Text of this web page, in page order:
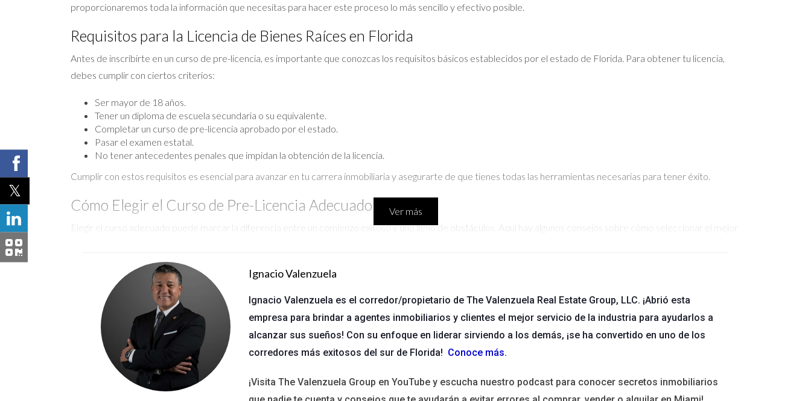
proporcionaremos toda la información que necesitas para hacer este proceso lo más sencillo y efectivo posible.
Requisitos para la Licencia de Bienes Raíces en Florida
Antes de inscribirte en un curso de pre-licencia, es importante que conozcas los requisitos básicos establecidos por el estado de Florida. Para obtener tu licencia,
debes cumplir con ciertos criterios:
Ser mayor de 18 años.
Tener un diploma de escuela secundaria o su equivalente.
Completar un curso de pre-licencia aprobado por el estado.
Pasar el examen estatal.
No tener antecedentes penales que impidan la obtención de la licencia.
Cumplir con estos requisitos es esencial para avanzar en tu carrera inmobiliaria y asegurarte de que tienes todas las herramientas necesarias para tener éxito.
Cómo Elegir el Curso de Pre-Licencia Adecuado
Elegir el curso adecuado puede marcar la diferencia entre un comienzo exitoso y uno lleno de obstáculos. Aquí hay algunos consejos sobre cómo seleccionar el mejor
Investiga las Opciones Disponibles
Hay múltiples instituciones que ofrecen cursos de pre-licencia. Investiga las opciones disponibles y verifica que estén aprobadas por el estado. Puedes encontrar
información útil en sitios web oficiales del gobierno o a través de recomendaciones.
Considera el Formato del Curso
Los cursos pueden ser presenciales o en línea. Piensa en cuál formato se adapta mejor a tu estilo de aprendizaje. Si prefieres la interacción directa, un curso
presencial podría ser ideal; si valoras la flexibilidad, considera uno en línea.
Ver más
Ignacio Valenzuela
Ignacio Valenzuela es el corredor/propietario de The Valenzuela Real Estate Group, LLC. ¡Abrió esta
empresa para brindar a agentes inmobiliarios y clientes el mejor servicio de la industria para ayudarlos a
alcanzar sus sueños! Con su enfoque en liderar sirviendo a los demás, ¡se ha convertido en uno de los
corredores más exitosos del sur de Florida! Conoce más.
¡Visita The Valenzuela Group en YouTube y escucha nuestro podcast para conocer secretos inmobiliarios